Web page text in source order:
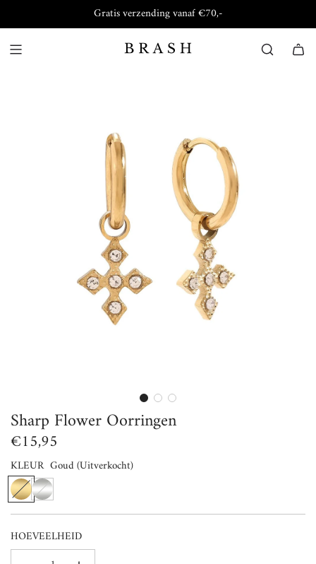
Gratis verzending vanaf €70,-
Sharp Flower Oorringen
Normale
prijs
€15,95
KLEUR Goud(Uitverkocht)
G
o
u
d
Z
i
l
v
e
HOEVEELHEID